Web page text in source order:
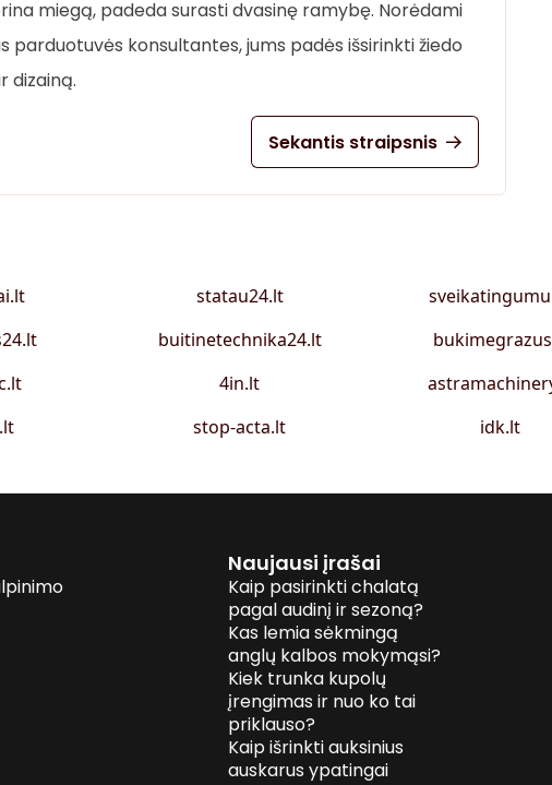
miegą, padeda surasti dvasinę ramybę. Norėdami
konsultantes, jums padės išsirinkti žiedo
dizainą.
Sekantis straipsnis
statau24.lt
buitinetechnika24.lt
4in.lt
stop-acta.lt idk.lt
Naujausi įrašai
Kaip pasirinkti chalatą
pagal audinį ir sezoną?
Kas lemia sėkmingą
anglų kalbos mokymąsi?
Kiek trunka kupolų
įrengimas ir nuo ko tai
priklauso?
Kaip išrinkti auksinius
auskarus ypatingai